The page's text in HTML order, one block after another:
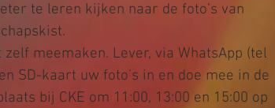
te leren kijken naar de foto’s van
meemaken. Lever, via WhatsApp (tel
SD-kaart uw foto’s in en doe mee in de
bij CKE om 11:00, 13:00 en 15:00 op